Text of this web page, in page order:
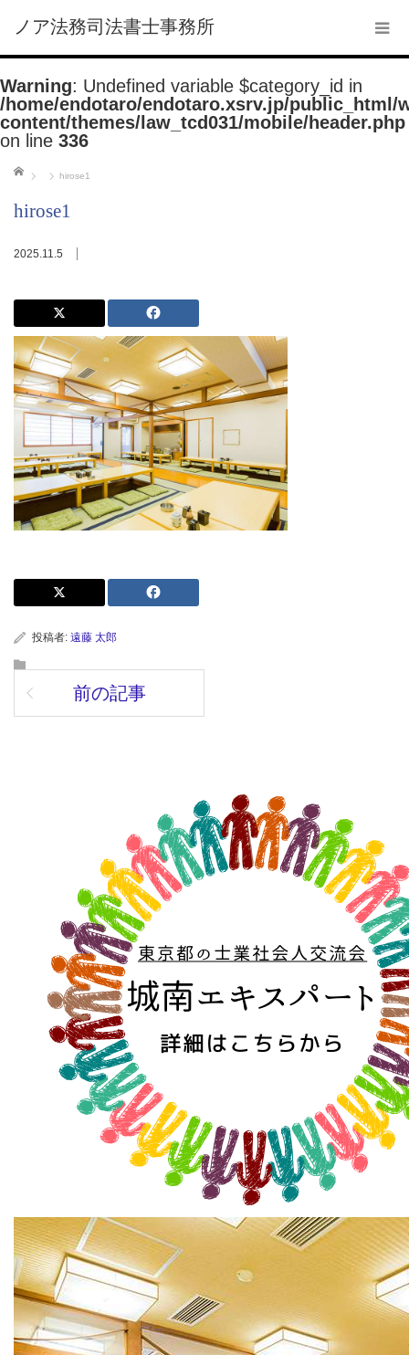
ノア法務司法書士事務所
Warning: Undefined variable $category_id in
/home/endotaro/endotaro.xsrv.jp/public_html/
content/themes/law_tcd031/mobile/header.php
on line 336
ホーム
hirose1
hirose1
2025.11.5
投稿者: 遠藤 太郎
前の記事